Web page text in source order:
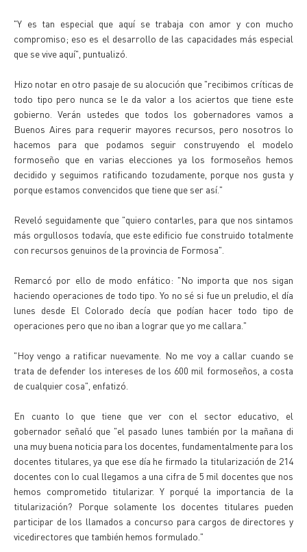
"Y es tan especial que aquí se trabaja con amor y con mucho
compromiso; eso es el desarrollo de las capacidades más especial
que se vive aquí", puntualizó.
Hizo notar en otro pasaje de su alocución que "recibimos críticas de
todo tipo pero nunca se le da valor a los aciertos que tiene este
gobierno. Verán ustedes que todos los gobernadores vamos a
Buenos Aires para requerir mayores recursos, pero nosotros lo
hacemos para que podamos seguir construyendo el modelo
formoseño que en varias elecciones ya los formoseños hemos
decidido y seguimos ratificando tozudamente, porque nos gusta y
porque estamos convencidos que tiene que ser así."
Reveló seguidamente que "quiero contarles, para que nos sintamos
más orgullosos todavía, que este edificio fue construido totalmente
con recursos genuinos de la provincia de Formosa".
Remarcó por ello de modo enfático: "No importa que nos sigan
haciendo operaciones de todo tipo. Yo no sé si fue un preludio, el día
lunes desde El Colorado decía que podían hacer todo tipo de
operaciones pero que no iban a lograr que yo me callara."
"Hoy vengo a ratificar nuevamente. No me voy a callar cuando se
trata de defender los intereses de los 600 mil formoseños, a costa
de cualquier cosa", enfatizó.
En cuanto lo que tiene que ver con el sector educativo, el
gobernador señaló que "el pasado lunes también por la mañana di
una muy buena noticia para los docentes, fundamentalmente para los
docentes titulares, ya que ese día he firmado la titularización de 214
docentes con lo cual llegamos a una cifra de 5 mil docentes que nos
hemos comprometido titularizar. Y porqué la importancia de la
titularización? Porque solamente los docentes titulares pueden
participar de los llamados a concurso para cargos de directores y
vicedirectores que también hemos formulado."